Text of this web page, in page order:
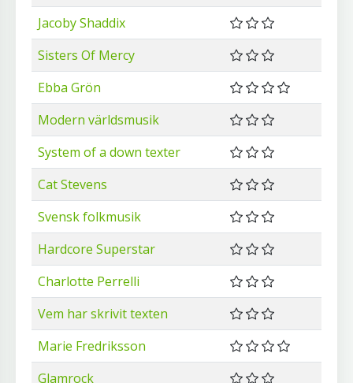
Jacoby Shaddix
Sisters Of Mercy
Ebba Grön
Modern världsmusik
System of a down texter
Cat Stevens
Svensk folkmusik
Hardcore Superstar
Charlotte Perrelli
Vem har skrivit texten
Marie Fredriksson
Glamrock